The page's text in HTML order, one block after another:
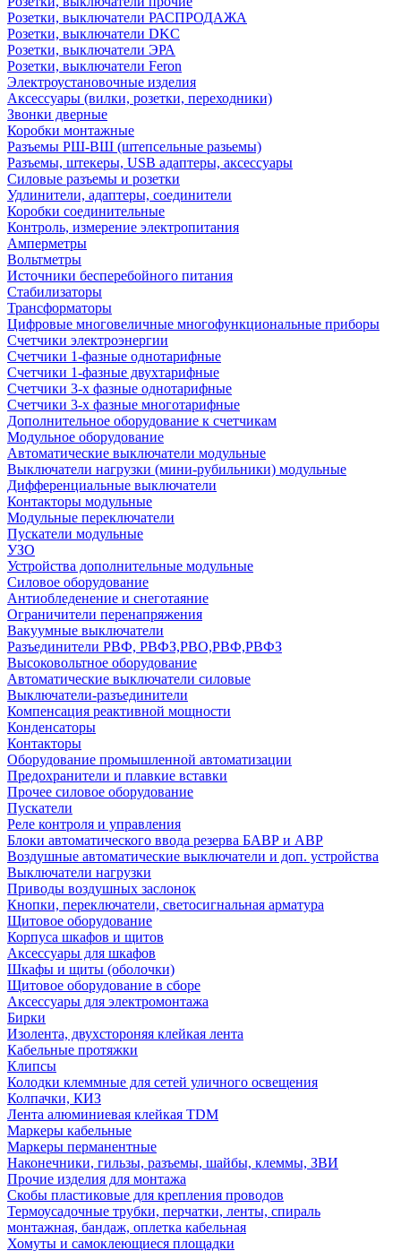
Розетки, выключатели РАСПРОДАЖА
Розетки, выключатели DKC
Розетки, выключатели ЭРА
Розетки, выключатели Feron
Электроустановочные изделия
Аксессуары (вилки, розетки, переходники)
Звонки дверные
Коробки монтажные
Разъемы РШ-ВШ (штепсельные разьемы)
Разъемы, штекеры, USB адаптеры, аксессуары
Силовые разъемы и розетки
Удлинители, адаптеры, соединители
Коробки соединительные
Контроль, измерение электропитания
Амперметры
Вольтметры
Источники бесперебойного питания
Стабилизаторы
Трансформаторы
Цифровые многовеличные многофункциональные приборы
Счетчики электроэнергии
Счетчики 1-фазные однотарифные
Счетчики 1-фазные двухтарифные
Счетчики 3-х фазные однотарифные
Счетчики 3-х фазные многотарифные
Дополнительное оборудование к счетчикам
Модульное оборудование
Автоматические выключатели модульные
Выключатели нагрузки (мини-рубильники) модульные
Дифференциальные выключатели
Контакторы модульные
Модульные переключатели
Пускатели модульные
УЗО
Устройства дополнительные модульные
Силовое оборудование
Антиобледенение и снеготаяние
Ограничители перенапряжения
Вакуумные выключатели
Разъединители РВФ, РВФЗ,РВО,РВФ,РВФЗ
Высоковольтное оборудование
Автоматические выключатели cиловые
Выключатели-разъединители
Компенсация реактивной мощности
Конденсаторы
Контакторы
Оборудование промышленной автоматизации
Предохранители и плавкие вставки
Прочее силовое оборудование
Пускатели
Реле контроля и управления
Блоки автоматического ввода резерва БАВР и АВР
Воздушные автоматические выключатели и доп. устройства
Выключатели нагрузки
Приводы воздушных заслонок
Кнопки, переключатели, светосигнальная арматура
Щитовое оборудование
Корпуса шкафов и щитов
Аксессуары для шкафов
Шкафы и щиты (оболочки)
Щитовое оборудование в сборе
Аксессуары для электромонтажа
Бирки
Изолента, двухстороняя клейкая лента
Кабельные протяжки
Клипсы
Колодки клеммные для сетей уличного освещения
Колпачки, КИЗ
Лента алюминиевая клейкая TDM
Маркеры кабельные
Маркеры перманентные
Наконечники, гильзы, разъемы, шайбы, клеммы, ЗВИ
Прочие изделия для монтажа
Скобы пластиковые для крепления проводов
Термоусадочные трубки, перчатки, ленты, спираль
монтажная, бандаж, оплетка кабельная
Хомуты и самоклеющиеся площадки